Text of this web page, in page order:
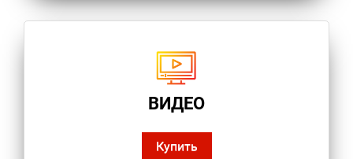
ВИДЕО
Купить